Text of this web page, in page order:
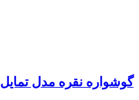
گوشواره نقره مدل تمایل